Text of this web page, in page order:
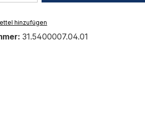
hinzufügen
31.5400007.04.01